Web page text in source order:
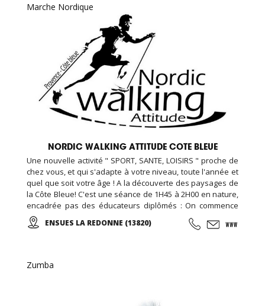
Marche Nordique
NORDIC WALKING ATTITUDE COTE BLEUE
Une nouvelle activité " SPORT, SANTE, LOISIRS " proche de
chez vous, et qui s'adapte à votre niveau, toute l'année et
quel que soit votre âge ! A la découverte des paysages de
la Côte Bleue! C'est une séance de 1H45 à 2H00 en nature,
encadrée pas des éducateurs diplômés : On commence
par un échauffement musculaire et articulaire, puis place à
la marche et sa technique en alternant des phases plus
ENSUES LA REDONNE (13820)
Zumba